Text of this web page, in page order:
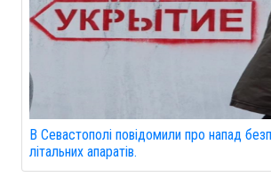
В Севастополі повідомили про напад
літальних апаратів.